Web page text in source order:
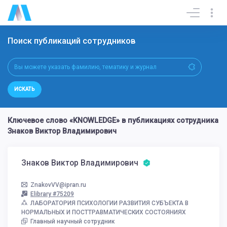
Поиск публикаций сотрудников
ИСКАТЬ
Ключевое слово «KNOWLEDGE» в публикациях сотрудника
Знаков Виктор Владимирович
Знаков Виктор Владимирович
ZnakovVV@ipran.ru
Elibrary #75209
ЛАБОРАТОРИЯ ПСИХОЛОГИИ РАЗВИТИЯ СУБЪЕКТА В
НОРМАЛЬНЫХ И ПОСТТРАВМАТИЧЕСКИХ СОСТОЯНИЯХ
Главный научный сотрудник